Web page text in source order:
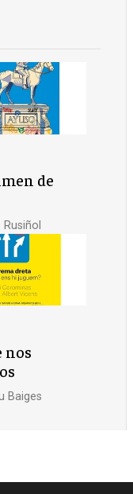
de
Rusiñol
nos
Baiges